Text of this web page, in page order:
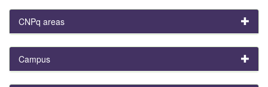
CNPq areas
Campus